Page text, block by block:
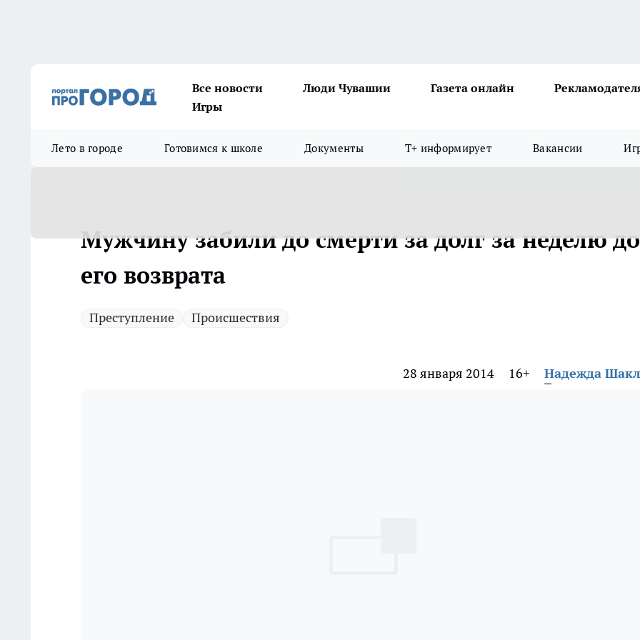
Все новости Люди Чувашии Газета онлайн
Игры
Лето в городе Готовимся к школе Документы Т+ информирует Вакансии
Мужчину забили до смерти за долг за неделю до
его возврата
Преступление Происшествия
28 января 2014 16+ Надежда